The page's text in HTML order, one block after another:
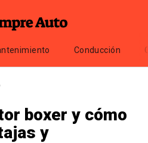
Conducción
boxer y cómo
y